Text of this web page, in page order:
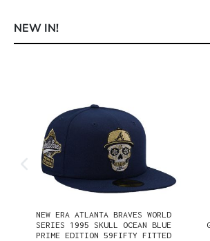
NEW IN!
NEW ERA ATLANTA BRAVES WORLD
SERIES 1995 SKULL OCEAN BLUE
PRIME EDITION 59FIFTY FITTED